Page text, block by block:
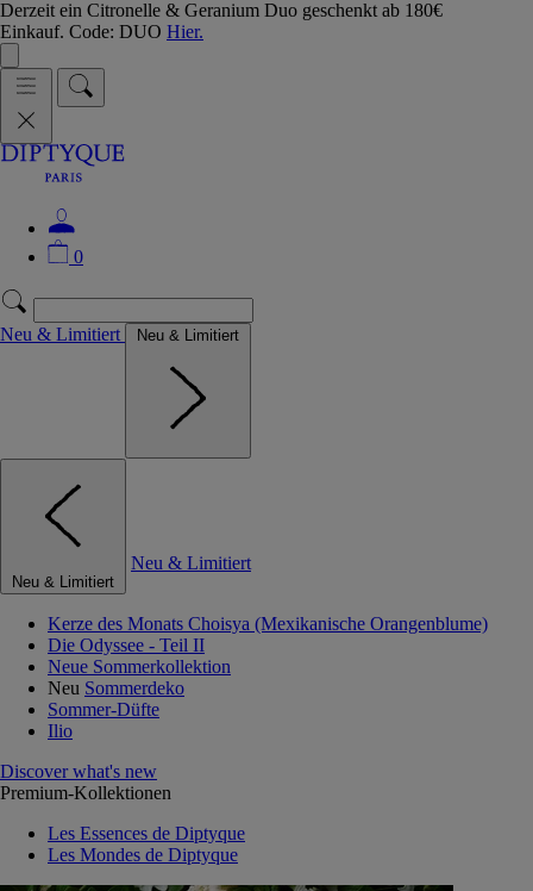
Derzeit ein Citronelle & Geranium Duo geschenkt ab 180€
Einkauf. Code: DUO Hier.
0
Neu & Limitiert Neu & Limitiert
Neu & Limitiert
Neu & Limitiert
Kerze des Monats Choisya (Mexikanische Orangenblume)
Die Odyssee - Teil II
Neue Sommerkollektion
Neu Sommerdeko
Sommer-Düfte
Ilio
Discover what's new
Premium-Kollektionen
Les Essences de Diptyque
Les Mondes de Diptyque